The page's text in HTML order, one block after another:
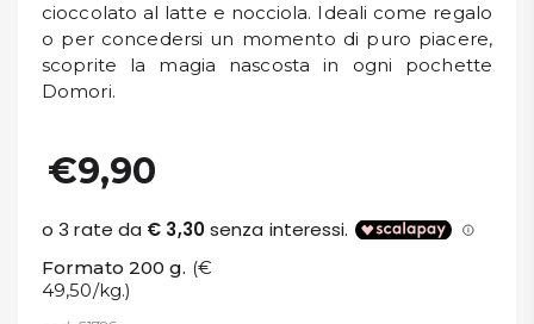
cioccolato al latte e nocciola. Ideali come regalo
o per concedersi un momento di puro piacere,
scoprite la magia nascosta in ogni pochette
Domori.
€9,90
Formato 200 g. (€
49,50/kg.)